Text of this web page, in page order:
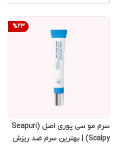
%23
سرم مو سی پوری اصل (Seapuri
Scalpy) | بهترین سرم ضد ریزش